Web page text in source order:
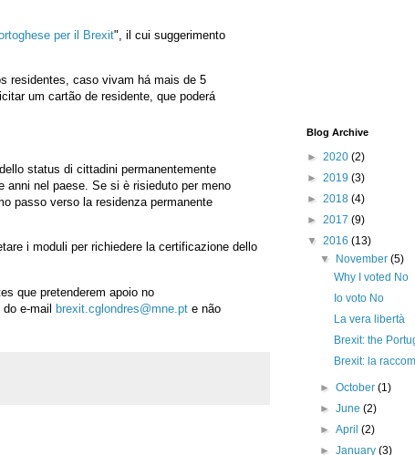
per il Brexit", il cui suggerimento
residentes, caso vivam há mais de 5
um cartão de residente, que poderá
status di cittadini permanentemente
nel paese. Se si è risieduto per meno
passo verso la residenza permanente
i moduli per richiedere la certificazione dello
que pretenderem apoio no
e-mail brexit.cglondres@mne.pt e não
Blog Archive
► 2020 (2)
► 2019 (3)
► 2018 (4)
► 2017 (9)
▼ 2016 (13)
▼
November(5)
Why I voted No
Io voto No
La vera libertà
Brexit: the
Brexit: la
►October(1)
►June(2)
►April(2)
►January(3)